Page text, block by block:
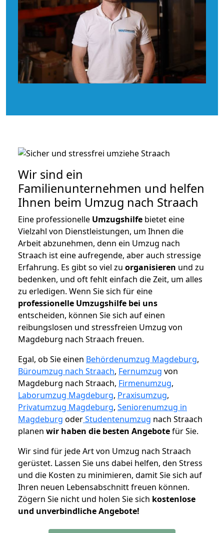
Wir sind ein
Familienunternehmen und helfen
Ihnen beim Umzug nach Straach
Eine professionelle Umzugshilfe bietet eine
Vielzahl von Dienstleistungen, um Ihnen die
Arbeit abzunehmen, denn ein Umzug nach
Straach ist eine aufregende, aber auch stressige
Erfahrung. Es gibt so viel zu organisieren und zu
bedenken, und oft fehlt einfach die Zeit, um alles
zu erledigen. Wenn Sie sich für eine
professionelle Umzugshilfe bei uns
entscheiden, können Sie sich auf einen
reibungslosen und stressfreien Umzug von
Magdeburg nach Straach freuen.
Egal, ob Sie einen Behördenumzug Magdeburg,
Büroumzug nach Straach, Fernumzug von
Magdeburg nach Straach, Firmenumzug,
Laborumzug Magdeburg, Praxisumzug,
Privatumzug Magdeburg, Seniorenumzug in
Magdeburg oderStudentenumzug nach Straach
planen wir haben die besten Angebotefür Sie.
Wir sind für jede Art von Umzug nach Straach
gerüstet. Lassen Sie uns dabei helfen, den Stress
und die Kosten zu minimieren, damit Sie sich auf
Ihren neuen Lebensabschnitt freuen können.
Zögern Sie nicht und holen Sie sich kostenlose
und unverbindliche Angebote!